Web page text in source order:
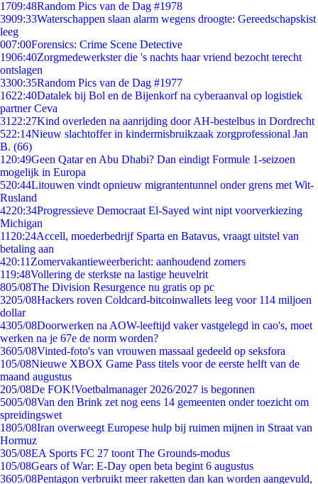
1709:48Random Pics van de Dag #1978
3909:33Waterschappen slaan alarm wegens droogte: Gereedschapskist
leeg
007:00Forensics: Crime Scene Detective
1906:40Zorgmedewerkster die 's nachts haar vriend bezocht terecht
ontslagen
3300:35Random Pics van de Dag #1977
1622:40Datalek bij Bol en de Bijenkorf na cyberaanval op logistiek
partner Ceva
31 22:27Kind overleden na aanrijding door AH-bestelbus in Dordrecht
522:14Nieuw slachtoffer in kindermisbruikzaak zorgprofessional Jan
B. (66)
1 20:49Geen Qatar en Abu Dhabi? Dan eindigt Formule 1-seizoen
mogelijk in Europa
520:44Litouwen vindt opnieuw migrantentunnel onder grens met Wit-
Rusland
4220:34Progressieve Democraat El-Sayed wint nipt voorverkiezing
Michigan
11 20:24Accell, moederbedrijf Sparta en Batavus, vraagt uitstel van
betaling aan
420:11 Zomervakantieweerbericht: aanhoudend zomers
119:48Vollering de sterkste na lastige heuvelrit
805/08The Division Resurgence nu gratis op pc
3205/08Hackers roven Coldcard-bitcoinwallets leeg voor 114 miljoen
dollar
4305/08Doorwerken na AOW-leeftijd vaker vastgelegd in cao's, moet
werken na je 67e de norm worden?
3605/08Vinted-foto's van vrouwen massaal gedeeld op seksfora
105/08Nieuwe XBOX Game Pass titels voor de eerste helft van de
maand augustus
205/08De FOK!Voetbalmanager 2026/2027 is begonnen
5005/08Van den Brink zet nog eens 14 gemeenten onder toezicht om
spreidingswet
1805/08Iran overweegt Europese hulp bij ruimen mijnen in Straat van
Hormuz
305/08EA Sports FC 27 toont The Grounds-modus
105/08Gears of War: E-Day open beta begint 6 augustus
3605/08Pentagon verbruikt meer raketten dan kan worden aangevuld,